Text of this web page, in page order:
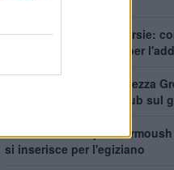
City scatenato sulle corsie:
Neto, Savinho spinge per
Manchester City, incertezza
prende tempo, sette club sul
Futuro in bilico per
si inserisce per l'egiziano